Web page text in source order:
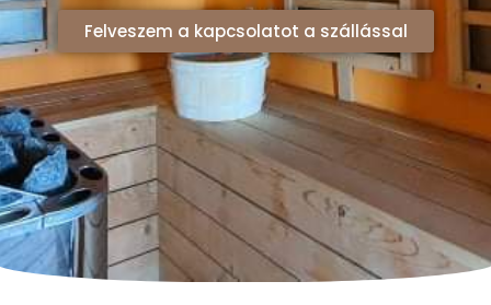
Felveszem a kapcsolatot a szállással